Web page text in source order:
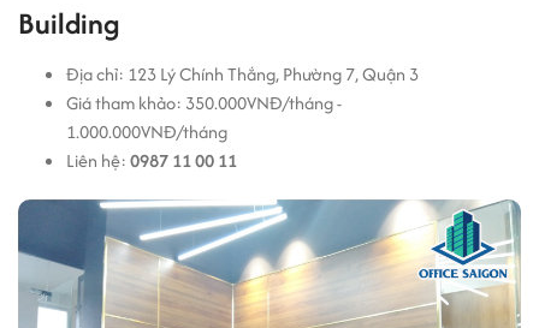
Building
Địa chỉ: 123 Lý Chính Thắng, Phường 7, Quận 3
Giá tham khảo: 350.000VNĐ/tháng -
1.000.000VNĐ/tháng
Liên hệ:0987 11 00 11